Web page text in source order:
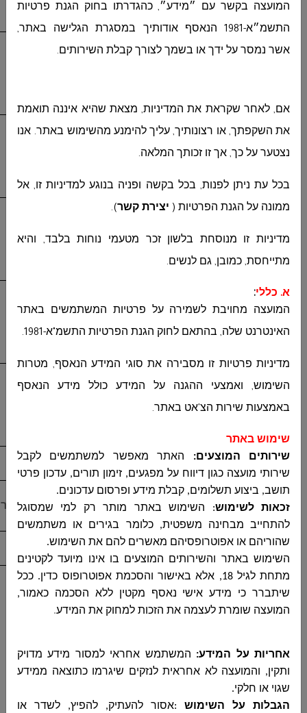
תפוקת חימום:BTU/H 12966
צריכת אנרגיה:A ++
טורנאדו WIFI EU
MASTER-INV-18X
צריכת אנרגיה:A ++
טורנאדו
WIFI EU
MASTER-INV-22X
תפוקת קירור:BTU/H 18084
צריכת אנרגיה:A ++
5
מזגן מתוצרת:
תפוקת קירור:
BTU/H 23543
תפוקת חימום:BTU/H 24566
מזגן מתוצרת:
טורנאדוMASTER-INV-35X WIFI EU
תפוקת חימום:BTU/H 30026
טורנאדוMASTER-INV-42X WIFI UF
תפוקת קירור:BTU/H 33000
צריכת אנרגיה:
9 כלוב מגן עם מנעול למדחס היחידה החיצונית
10 מטר צנרת נוסף מעבר ל 3 מטר
מטר
11 קידוח שרוול בבטון להשחלת הצנרת
המועצה בקשר עם ״מידע״, כהגדרתו בחוק הגנת פרטיות
התשמ״א-1981 הנאסף אודותיך במסגרת הגלישה באתר,
אשר נמסר על ידך או בשמך לצורך קבלת השירותים.
אם, לאחר שקראת את המדיניות, מצאת שהיא איננה תואמת
את השקפתך, או רצונותיך, עליך להימנע מהשימוש באתר. אנו
נצטער על כך, אך זו זכותך המלאה.
בכל עת ניתן לפנות, בכל בקשה ופניה בנוגע למדיניות זו, אל
ממונה על הגנת הפרטיות ( יצירת קשר )
.
מדיניות זו מנוסחת בלשון זכר מטעמי נוחות בלבד, והיא
מתייחסת, כמובן, גם לנשים.
א. כללי:
המועצה מחויבת לשמירה על פרטיות המשתמשים באתר
האינטרנט שלה, בהתאם לחוק הגנת הפרטיות התשמ"א-1981
.
מדיניות פרטיות זו מסבירה את סוגי המידע הנאסף, מטרות
השימוש, ואמצעי ההגנה על המידע כולל מידע הנאסף
באמצעות שירות הצ'אט באתר .
שימוש באתר
שירותים המוצעים: האתר מאפשר למשתמשים לקבל
שירותי מועצה כגון דיווח על מפגעים, זימון תורים, עדכון פרטי
תושב, ביצוע תשלומים, קבלת מידע ופרסום עדכונים.
זכאות לשימוש: השימוש באתר מותר רק למי שמסוגל
להתחייב מבחינה משפטית, כלומר בגירים או משתמשים
שהוריהם או אפוטרופסיהם מאשרים להם את השימוש.
השימוש באתר והשירותים המוצעים בו אינו מיועד לקטינים
מתחת לגיל 18, אלא באישור והסכמת אפוטרופוס כדין. ככל
שיתברר כי מידע אישי נאסף מקטין ללא הסכמה כאמור,
המועצה שומרת לעצמה את הזכות למחוק את המידע.
אחריות על המידע: המשתמש אחראי למסור מידע מדויק
ותקין, והמועצה לא אחראית לנזקים שיגרמו כתוצאה ממידע
שגוי או חלקי.
הגבלות על השימוש :אסור להעתיק, להפיץ, לשדר או